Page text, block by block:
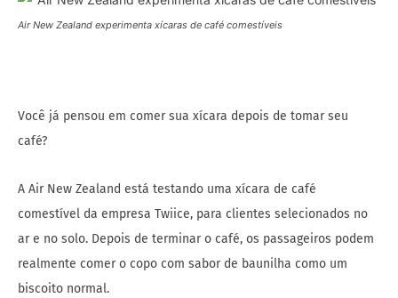
Air New Zealand experimenta xícaras de café comestíveis
Você já pensou em comer sua xícara depois de tomar seu
café?
A Air New Zealand está testando uma xícara de café
comestível da empresa Twiice, para clientes selecionados no
ar e no solo. Depois de terminar o café, os passageiros podem
realmente comer o copo com sabor de baunilha como um
biscoito normal.